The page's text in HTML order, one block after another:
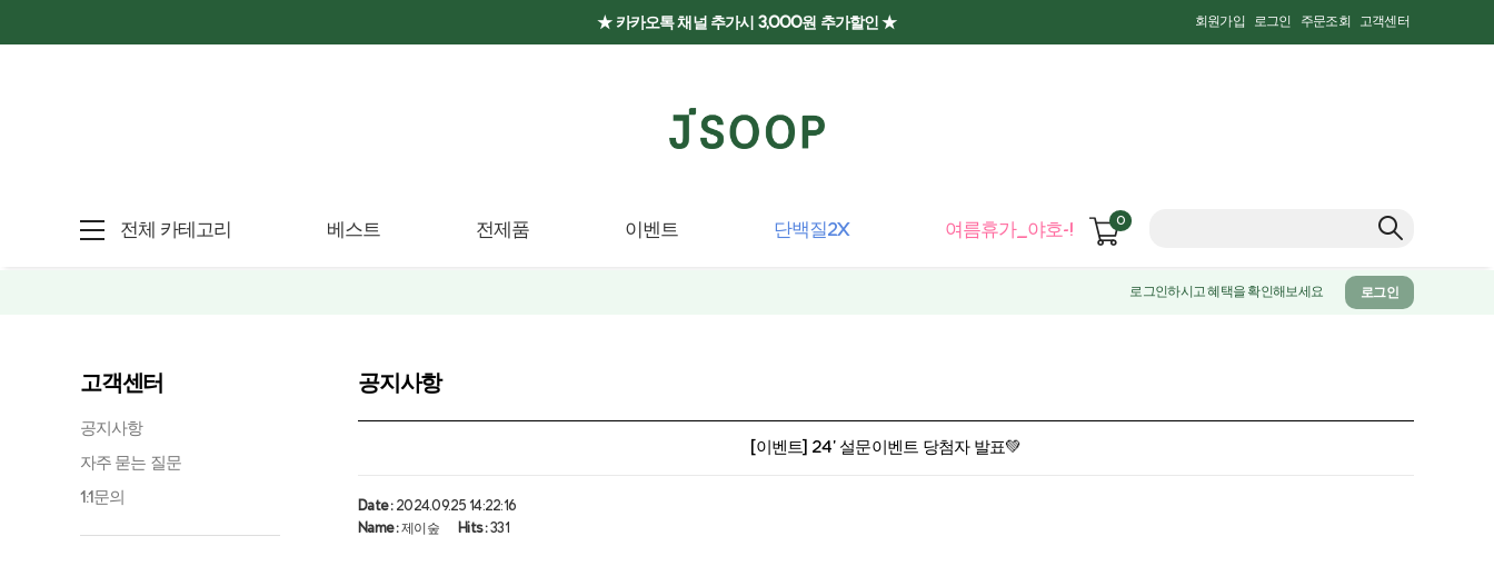
★ 카카오톡 채널 추가시 3,000원 추가할인 ★ 회원가입 로그인 주문조회 고객센터
전체 카테고리 베스트 전제품 이벤트 단백질2X 여름휴가_야호-! 0
로그인하시고 혜택을 확인해보세요 로그인
고객센터
공지사항
자주 묻는 질문
1:1문의
공지사항
[이벤트] 24' 설문이벤트 당첨자 발표💚
Date :2024.09.25 14:22:16
Name :제이숲 Hits :331